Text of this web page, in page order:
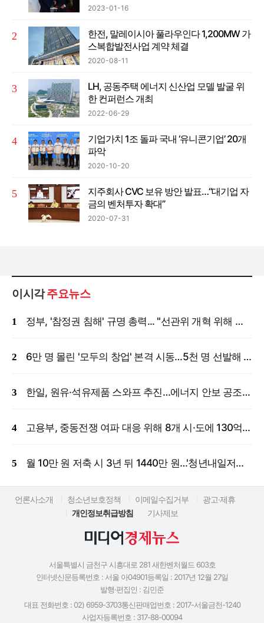
2023-01-16
한전, 말레이시아 풀라우인다 1,200MW 가
스복합발전사업 계약 체결
2020-08-11
LH, 공동주택 에너지 신산업 모델 발굴 위
한 컨퍼런스 개최
2022-06-29
기업가치 1조 돌파 국내 ‘유니콘기업’ 20개
파악
2020-10-20
지주회사 CVC 보유 방안 발표…“대기업 자
금의 벤처투자 확대”
2020-07-31
이시각주요뉴스
정부, '참정권 침해' 규명 총력... "선관위 개혁 위해 국정조사 등 모든 조치"
6만 명 몰린 '모두의 창업' 본격 시동…5천 명 선발해 밀착 지원
한일, 원유·석유제품 스와프 추진…에너지 안보 공조 강화
고용부, 중동전쟁 여파 대응 위해 8개 시·도에 130억 원 긴급 투입
월 10만 원 저축 시 3년 뒤 1440만 원…'청년내일저축계좌' 신규 모집
언론사소개 청소년보호정책 이메일수집거부
광고·제휴
개인정보취급방침
기사제보
서울특별시 금천구 시흥대로 281 새한벤처월드 603호
인터넷신문등록번호 : 서울 아04901등록일 : 2017년 12월 27일
발행·편집인 : 김민준
대표 전화번호 : 02) 6959-3703통신판매업번호 : 2017-서울금천-1240
사업자등록번호 : 317-88-00094